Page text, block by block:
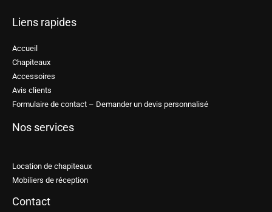
Liens rapides
Accueil
Chapiteaux
Accessoires
Avis clients
Formulaire de contact – Demander un devis personnalisé
Nos services
Location de chapiteaux
Mobiliers de réception
Contact